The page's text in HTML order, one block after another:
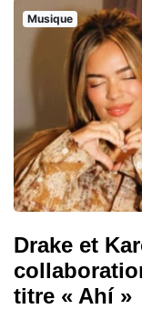
Musique
Drake et
titre « Ahí »